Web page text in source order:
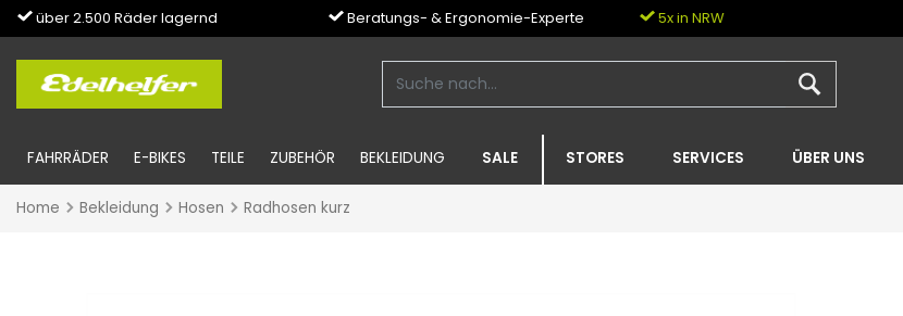
über 2.500 Räder lagernd Beratungs- & Ergonomie-Experte 5x in NRW
FAHRRÄDER E-BIKES TEILE ZUBEHÖR BEKLEIDUNG SALE STORES SERVICES ÜBER UNS
Home Bekleidung Hosen Radhosen kurz